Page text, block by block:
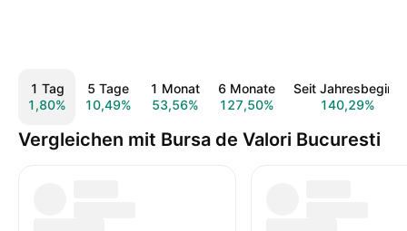
1 Tag
1,80%
5 Tage
10,49%
1 Monat
53,56%
6 Monate
127,50%
Seit Jahresbeginn
140,29%
Vergleichen mit Bursa de Valori Bucuresti